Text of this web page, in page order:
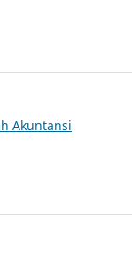
Akuntansi